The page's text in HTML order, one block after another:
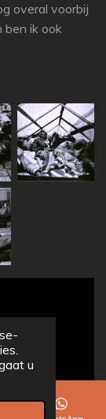
u
overal voorbij
ben ik ook